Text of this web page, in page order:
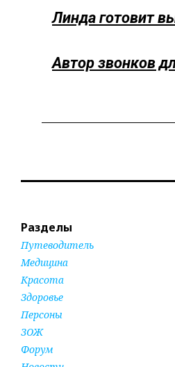
Линда готовит
Автор звонков
Разделы
Путеводитель
Медицина
Красота
Здоровье
Персоны
ЗОЖ
Форум